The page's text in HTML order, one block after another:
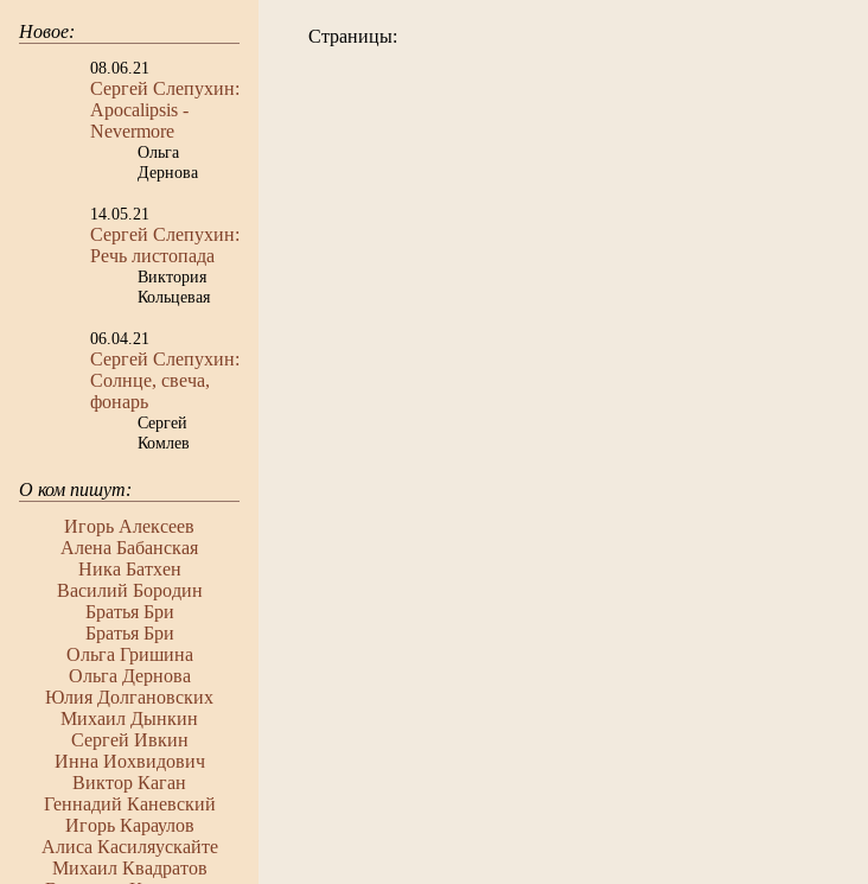
Новое:
08.06.21
Сергей Слепухин:
Apocalipsis -
Nevermore
Ольга
Дернова
14.05.21
Сергей Слепухин:
Речь листопада
Виктория
Кольцевая
06.04.21
Сергей Слепухин:
Солнце, свеча,
фонарь
Сергей
Комлев
О ком пишут:
Игорь Алексеев
Алена Бабанская
Ника Батхен
Василий Бородин
Братья Бри
Братья Бри
Ольга Гришина
Ольга Дернова
Юлия Долгановских
Михаил Дынкин
Сергей Ивкин
Инна Иохвидович
Виктор Каган
Геннадий Каневский
Игорь Караулов
Алиса Касиляускайте
Михаил Квадратов
Страницы: